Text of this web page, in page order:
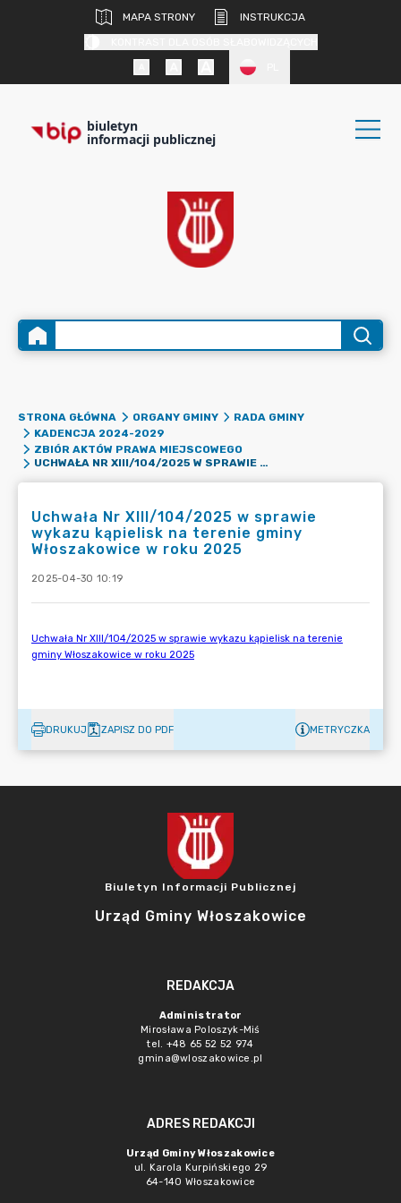
MAPA STRONY
INSTRUKCJA
biuletyn
informacji publicznej
STRONA GŁÓWNA ORGANY GMINY
RADA GMINY
KADENCJA 2024-2029
ZBIÓR AKTÓW PRAWA MIEJSCOWEGO
UCHWAŁA NR XIII/104/2025 W SPRAWIE WYKAZU KĄPIELISK NA TERENIE GMINY WŁOSZAKOWICE W ROKU 2025
Uchwała Nr XIII/104/2025 w sprawie
wykazu kąpielisk na terenie gminy
Włoszakowice w roku 2025
2025-04-30 10:19
DRUKUJ ZAPISZ DO PDF METRYCZKA
Biuletyn Informacji Publicznej
Urząd Gminy Włoszakowice
REDAKCJA
Administrator
Mirosława Poloszyk-Miś
tel. +48 65 52 52 974
gmina@wloszakowice.pl
ADRES REDAKCJI
Urząd Gminy Włoszakowice
ul. Karola Kurpińskiego 29
64-140 Włoszakowice